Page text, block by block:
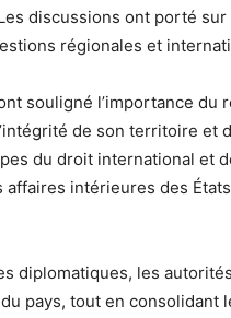
discussions ont porté
régionales et
souligné l’importance du
de son territoire et
du droit international et
intérieures des
diplomatiques, les
pays, tout en consolidant